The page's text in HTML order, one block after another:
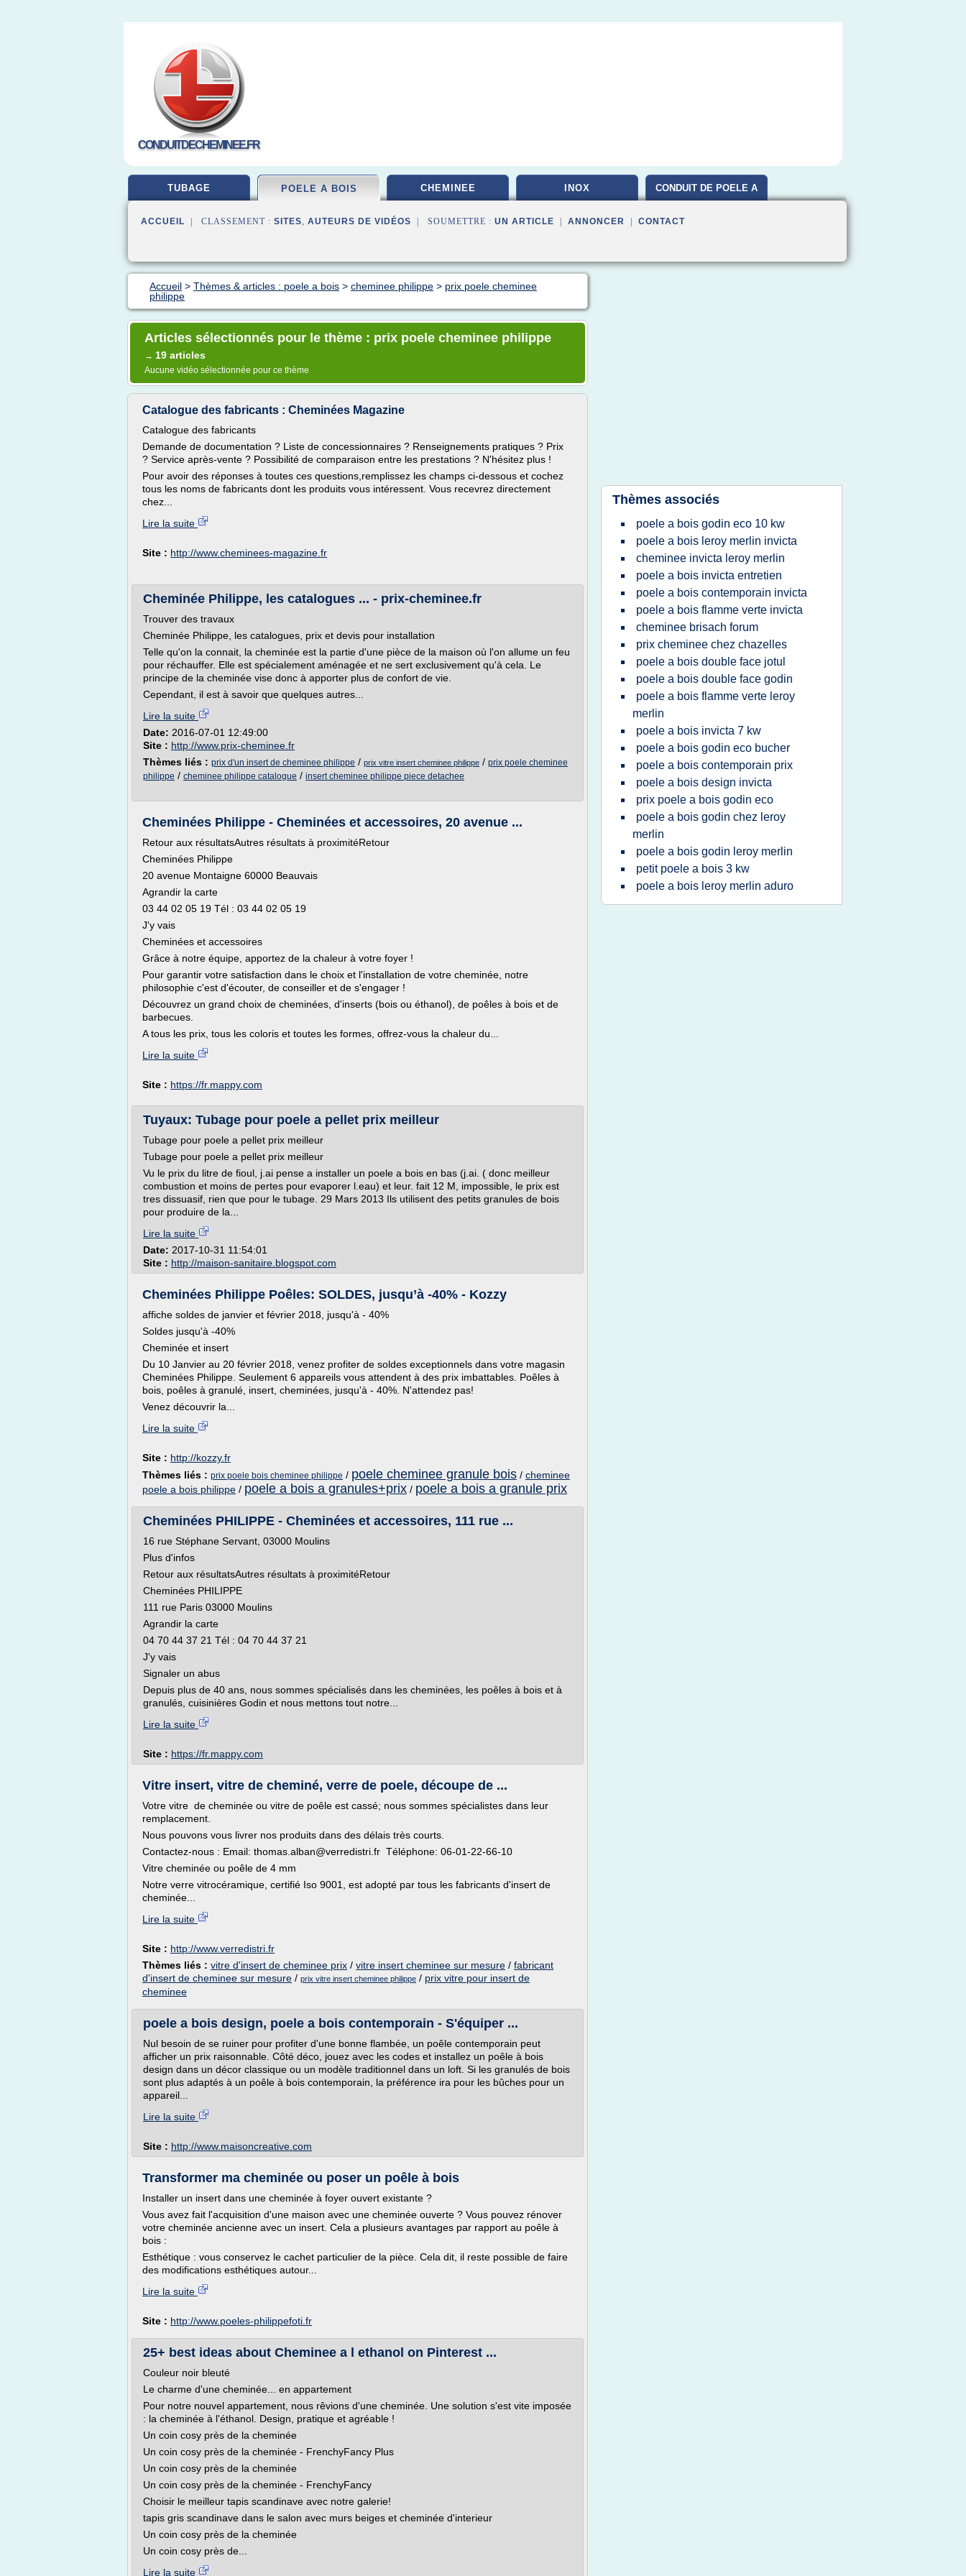
CONDUITDECHEMINEE.FR
TUBAGE POELE A BOIS CHEMINEE INOX CONDUIT DE POELE A
ACCUEIL | CLASSEMENT : SITES, AUTEURS DE VIDÉOS | SOUMETTRE : UN ARTICLE ANNONCER CONTACT
Accueil > Thèmes & articles : poele a bois > cheminee philippe > prix poele cheminee
philippe
Articles sélectionnés pour le thème : prix poele cheminee philippe
→ 19 articles
Aucune vidéo sélectionnée pour ce thème
Catalogue des fabricants : Cheminées Magazine
Catalogue des fabricants
Demande de documentation ? Liste de concessionnaires ? Renseignements pratiques ? Prix
? Service après-vente ? Possibilité de comparaison entre les prestations ? N'hésitez plus !
Pour avoir des réponses à toutes ces questions,remplissez les champs ci-dessous et cochez
tous les noms de fabricants dont les produits vous intéressent. Vous recevrez directement
chez...
Lire la suite
Site : http://www.cheminees-magazine.fr
Cheminée Philippe, les catalogues ... - prix-cheminee.fr
Trouver des travaux
Cheminée Philippe, les catalogues, prix et devis pour installation
Telle qu'on la connait, la cheminée est la partie d'une pièce de la maison où l'on allume un feu
pour réchauffer. Elle est spécialement aménagée et ne sert exclusivement qu'à cela. Le
principe de la cheminée vise donc à apporter plus de confort de vie.
Cependant, il est à savoir que quelques autres...
Lire la suite
Date: 2016-07-01 12:49:00
Site : http://www.prix-cheminee.fr
Thèmes liés : prix d'un insert de cheminee philippe / prix vitre insert cheminee philippe / prix poele cheminee
philippe / cheminee philippe catalogue / insert cheminee philippe piece detachee
Cheminées Philippe - Cheminées et accessoires, 20 avenue ...
Retour aux résultatsAutres résultats à proximitéRetour
Cheminées Philippe
20 avenue Montaigne 60000 Beauvais
Agrandir la carte
03 44 02 05 19 Tél : 03 44 02 05 19
J'y vais
Cheminées et accessoires
Grâce à notre équipe, apportez de la chaleur à votre foyer !
Pour garantir votre satisfaction dans le choix et l'installation de votre cheminée, notre
philosophie c'est d'écouter, de conseiller et de s'engager !
Découvrez un grand choix de cheminées, d'inserts (bois ou éthanol), de poêles à bois et de
barbecues.
A tous les prix, tous les coloris et toutes les formes, offrez-vous la chaleur du...
Lire la suite
Site : https://fr.mappy.com
Tuyaux: Tubage pour poele a pellet prix meilleur
Tubage pour poele a pellet prix meilleur
Tubage pour poele a pellet prix meilleur
Vu le prix du litre de fioul, j.ai pense a installer un poele a bois en bas (j.ai. ( donc meilleur
combustion et moins de pertes pour evaporer l.eau) et leur. fait 12 M, impossible, le prix est
tres dissuasif, rien que pour le tubage. 29 Mars 2013 Ils utilisent des petits granules de bois
pour produire de la...
Lire la suite
Date: 2017-10-31 11:54:01
Site : http://maison-sanitaire.blogspot.com
Cheminées Philippe Poêles: SOLDES, jusqu’à -40% - Kozzy
affiche soldes de janvier et février 2018, jusqu'à - 40%
Soldes jusqu'à -40%
Cheminée et insert
Du 10 Janvier au 20 février 2018, venez profiter de soldes exceptionnels dans votre magasin
Cheminées Philippe. Seulement 6 appareils vous attendent à des prix imbattables. Poêles à
bois, poêles à granulé, insert, cheminées, jusqu'à - 40%. N'attendez pas!
Venez découvrir la...
Lire la suite
Site : http://kozzy.fr
Thèmes liés : prix poele bois cheminee philippe / poele cheminee granule bois / cheminee
poele a bois philippe / poele a bois a granules+prix / poele a bois a granule prix
Cheminées PHILIPPE - Cheminées et accessoires, 111 rue ...
16 rue Stéphane Servant, 03000 Moulins
Plus d'infos
Retour aux résultatsAutres résultats à proximitéRetour
Cheminées PHILIPPE
111 rue Paris 03000 Moulins
Agrandir la carte
04 70 44 37 21 Tél : 04 70 44 37 21
J'y vais
Signaler un abus
Depuis plus de 40 ans, nous sommes spécialisés dans les cheminées, les poêles à bois et à
granulés, cuisinières Godin et nous mettons tout notre...
Lire la suite
Site : https://fr.mappy.com
Vitre insert, vitre de cheminé, verre de poele, découpe de ...
Votre vitre de cheminée ou vitre de poêle est cassé; nous sommes spécialistes dans leur
remplacement.
Nous pouvons vous livrer nos produits dans des délais très courts.
Contactez-nous : Email: thomas.alban@verredistri.fr Téléphone: 06-01-22-66-10
Vitre cheminée ou poêle de 4 mm
Notre verre vitrocéramique, certifié Iso 9001, est adopté par tous les fabricants d'insert de
cheminée...
Lire la suite
Site : http://www.verredistri.fr
Thèmes liés : vitre d'insert de cheminee prix / vitre insert cheminee sur mesure / fabricant
d'insert de cheminee sur mesure / prix vitre insert cheminee philippe / prix vitre pour insert de
cheminee
poele a bois design, poele a bois contemporain - S'équiper ...
Nul besoin de se ruiner pour profiter d'une bonne flambée, un poêle contemporain peut
afficher un prix raisonnable. Côté déco, jouez avec les codes et installez un poêle à bois
design dans un décor classique ou un modèle traditionnel dans un loft. Si les granulés de bois
sont plus adaptés à un poêle à bois contemporain, la préférence ira pour les bûches pour un
appareil...
Lire la suite
Site : http://www.maisoncreative.com
Transformer ma cheminée ou poser un poêle à bois
Installer un insert dans une cheminée à foyer ouvert existante ?
Vous avez fait l'acquisition d'une maison avec une cheminée ouverte ? Vous pouvez rénover
votre cheminée ancienne avec un insert. Cela a plusieurs avantages par rapport au poêle à
bois :
Esthétique : vous conservez le cachet particulier de la pièce. Cela dit, il reste possible de faire
des modifications esthétiques autour...
Lire la suite
Site : http://www.poeles-philippefoti.fr
25+ best ideas about Cheminee a l ethanol on Pinterest ...
Couleur noir bleuté
Le charme d'une cheminée... en appartement
Pour notre nouvel appartement, nous rêvions d'une cheminée. Une solution s'est vite imposée
: la cheminée à l'éthanol. Design, pratique et agréable !
Un coin cosy près de la cheminée
Un coin cosy près de la cheminée - FrenchyFancy Plus
Un coin cosy près de la cheminée
Un coin cosy près de la cheminée - FrenchyFancy
Choisir le meilleur tapis scandinave avec notre galerie!
tapis gris scandinave dans le salon avec murs beiges et cheminée d'interieur
Un coin cosy près de la cheminée
Un coin cosy près de...
Lire la suite
Thèmes associés
poele a bois godin eco 10 kw
poele a bois leroy merlin invicta
cheminee invicta leroy merlin
poele a bois invicta entretien
poele a bois contemporain invicta
poele a bois flamme verte invicta
cheminee brisach forum
prix cheminee chez chazelles
poele a bois double face jotul
poele a bois double face godin
poele a bois flamme verte leroy
merlin
poele a bois invicta 7 kw
poele a bois godin eco bucher
poele a bois contemporain prix
poele a bois design invicta
prix poele a bois godin eco
poele a bois godin chez leroy
merlin
poele a bois godin leroy merlin
petit poele a bois 3 kw
poele a bois leroy merlin aduro